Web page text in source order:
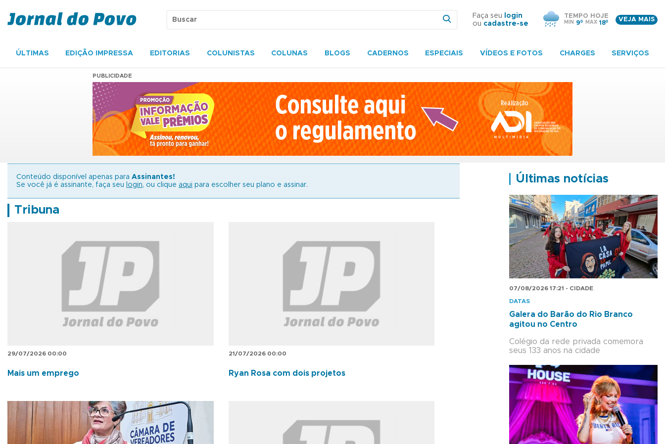
Faça seu
login
ou cadastre-se
TEMPO HOJE
MIN 9º MAX 18º
VEJA MAIS
ÚLTIMAS EDIÇÃO IMPRESSA EDITORIAS COLUNISTAS COLUNAS BLOGS CADERNOS ESPECIAIS VÍDEOS E FOTOS CHARGES SERVIÇOS
PUBLICIDADE
Conteúdo disponível apenas para Assinantes!
Se você já é assinante, faça seu
login, ou clique aqui para escolher seu plano e assinar.
Tribuna
29/07/2026 00:00
Mais um emprego
21/07/2026 00:00
Ryan Rosa com dois projetos
Últimas notícias
07/08/2026 17:21 - CIDADE
DATAS
Galera do Barão do Rio Branco
agitou no Centro
Colégio da rede privada comemora
seus 133 anos na cidade